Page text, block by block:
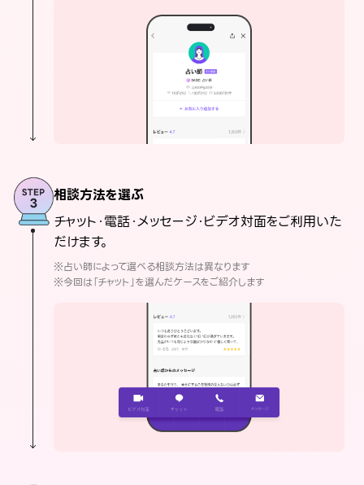
相談方法を選ぶ
チャット・電話・メッセージ・ビデオ対面をご利用いた
だけます。
※占い師によって選べる相談方法は異なります
※今回は「チャット」を選んだケースをご紹介します